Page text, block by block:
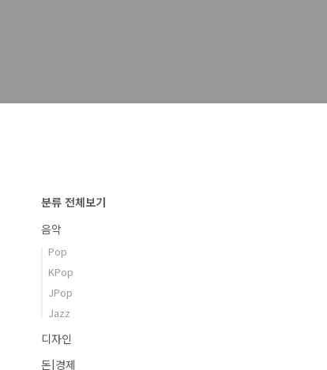
분류 전체보기
음악
Pop
KPop
JPop
Jazz
디자인
돈|경제